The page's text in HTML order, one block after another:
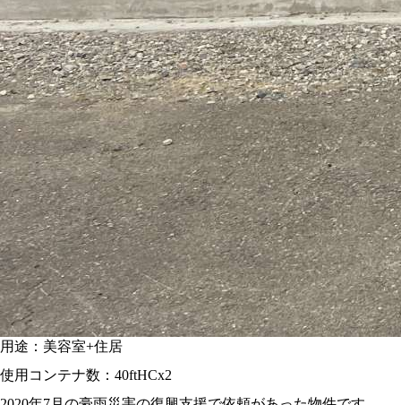
用途：美容室+住居
使用コンテナ数：40ftHCx2